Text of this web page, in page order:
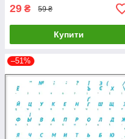
29 ₴ 59 ₴
Купити
–51%